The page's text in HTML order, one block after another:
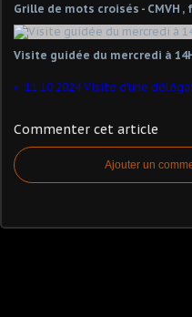
Grille de mots croisés - CMVH
Visite guidée du mercredi à
Commenter cet article
Ajouter un